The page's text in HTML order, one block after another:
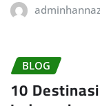
BLOG
10